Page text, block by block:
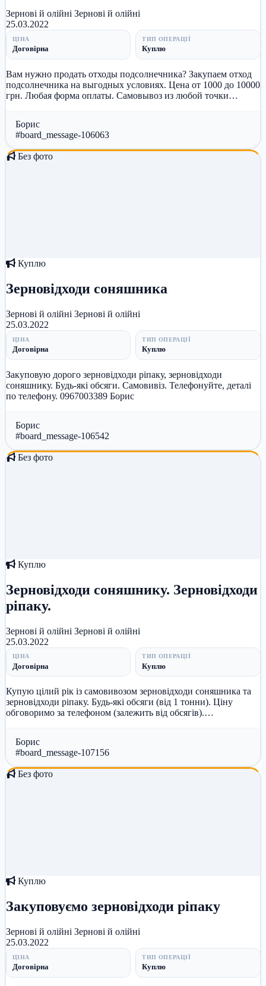
Зернові й олійні Зернові й олійні
25.03.2022
ЦІНА
Договірна
ТИП ОПЕРАЦІЇ
Куплю
Вам нужно продать отходы подсолнечника? Закупаем отход
подсолнечника на выгодных условиях. Цена от 1000 до 10000
грн. Любая форма оплаты. Самовывоз из любой точки
Борис
#board_message-106063
Без фото
Куплю
Зерновідходи соняшника
Зернові й олійні Зернові й олійні
25.03.2022
ЦІНА
Договірна
ТИП ОПЕРАЦІЇ
Куплю
Закуповую дорого зерновідходи ріпаку, зерновідходи
соняшнику. Будь-які обсяги. Самовивіз. Телефонуйте, деталі
по телефону. 0967003389 Борис
Борис
#board_message-106542
Без фото
Куплю
Зерновідходи соняшнику. Зерновідходи
ріпаку.
Зернові й олійні Зернові й олійні
25.03.2022
ЦІНА
Договірна
ТИП ОПЕРАЦІЇ
Куплю
Купую цілий рік із самовивозом зерновідходи соняшника та
зерновідходи ріпаку. Будь-які обсяги (від 1 тонни). Ціну
обговоримо за телефоном (залежить від обсягів).
Борис
#board_message-107156
Без фото
Куплю
Закуповуємо зерновідходи ріпаку
Зернові й олійні Зернові й олійні
25.03.2022
ЦІНА
Договірна
ТИП ОПЕРАЦІЇ
Куплю